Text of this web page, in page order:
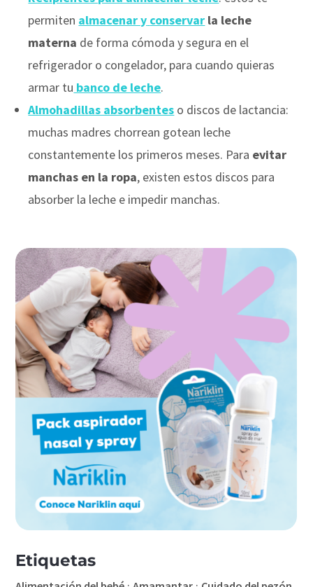
permiten almacenar y conservar la leche
materna de forma cómoda y segura en el
refrigerador o congelador, para cuando quieras
armar tu banco de leche.
Almohadillas absorbentes o discos de lactancia:
muchas madres chorrean gotean leche
constantemente los primeros meses. Para evitar
manchas en la ropa, existen estos discos para
absorber la leche e impedir manchas.
Etiquetas